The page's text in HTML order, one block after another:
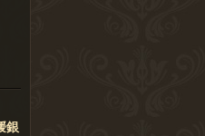
銀